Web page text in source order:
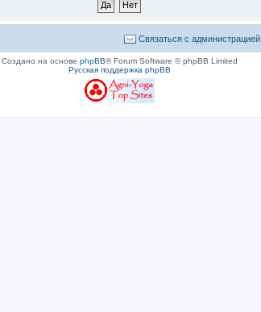
Связаться с администрацией
Создано на основе phpBB® Forum Software © phpBB Limited
Русская поддержка phpBB